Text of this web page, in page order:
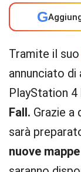
G
Tramite il suo
annunciato di
PlayStation 4
Fall. Grazie a
sarà
nuove